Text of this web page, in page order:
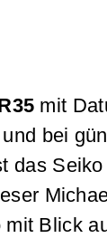
mit
und bei
das
mit Blick